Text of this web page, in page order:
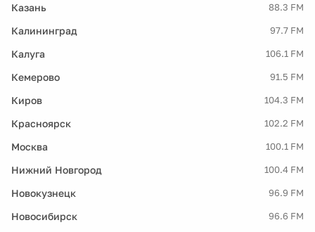
Казань 88.3 FM
Калининград 97.7 FM
Калуга 106.1 FM
Кемерово 91.5 FM
Киров 104.3 FM
Красноярск 102.2 FM
Москва 100.1 FM
Нижний Новгород 100.4 FM
Новокузнецк 96.9 FM
Новосибирск 96.6 FM